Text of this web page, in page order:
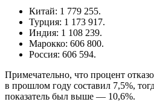
Китай: 1 779 255.
Турция: 1 173 917.
Индия: 1 108 239.
Марокко: 606 800.
Россия: 606 594.
Примечательно, что процент
в прошлом году составил 7,5%,
показатель был выше — 10,6%.